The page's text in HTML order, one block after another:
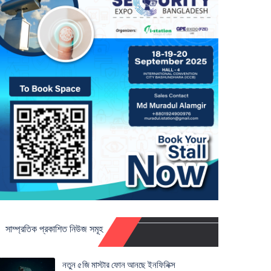
সাম্প্রতিক প্রকাশিত নিউজ সমূহ
নতুন ৫জি মাস্টার ফোন আনছে ইনফিনিক্স